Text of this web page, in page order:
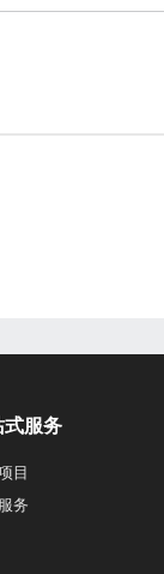
式服务
目
务